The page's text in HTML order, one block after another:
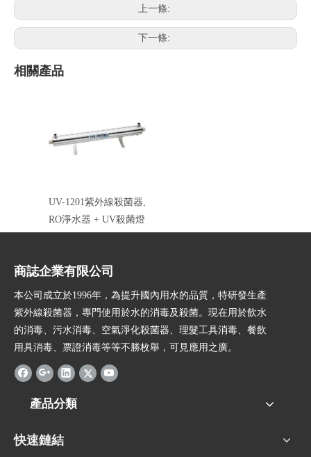
上一條:
下一條:
相關產品
UV-1201紫外線殺菌器,
RO淨水器 + UV殺菌燈
商誌企業有限公司
本公司成立於1996年，為提升國內用水的品質，特研發生產
紫外線殺菌器，專門使用於水的消毒及殺菌。現在用於飲水
的消毒、污水消毒、空氣淨化殺菌器、理髮工具消毒、餐飲
用具消毒、票證消毒等等不勝枚舉，可見應用之廣。
產品分類
快速鏈結